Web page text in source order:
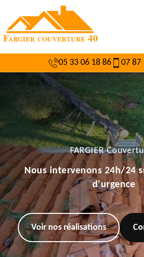
05 33 06 18 86 07 87
FARGIER
Nous intervenons 24h/24
d'urgence
Voir nos réalisations